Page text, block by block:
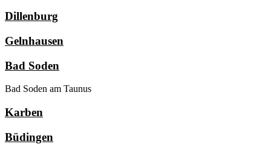
Dillenburg
Gelnhausen
Bad Soden
Bad Soden am Taunus
Karben
Büdingen